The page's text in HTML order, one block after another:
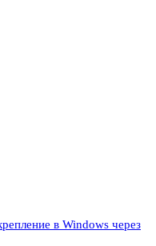
в Windows через